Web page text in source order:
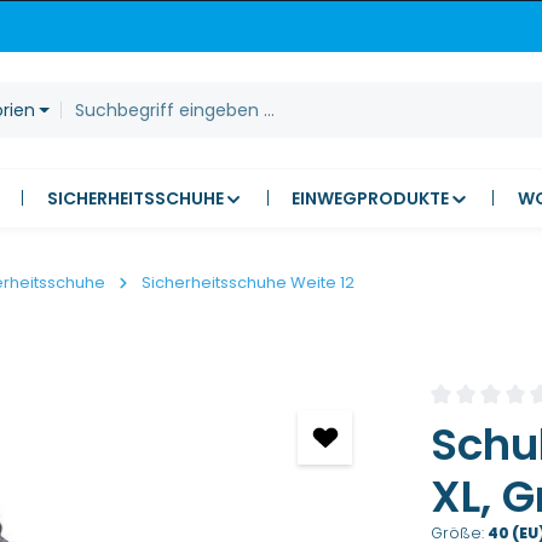
SICHERHEITSSCHUHE EINWEGPRODUKTE
Sicherheitsschuhe Weite 12
XL,
Größe: 40